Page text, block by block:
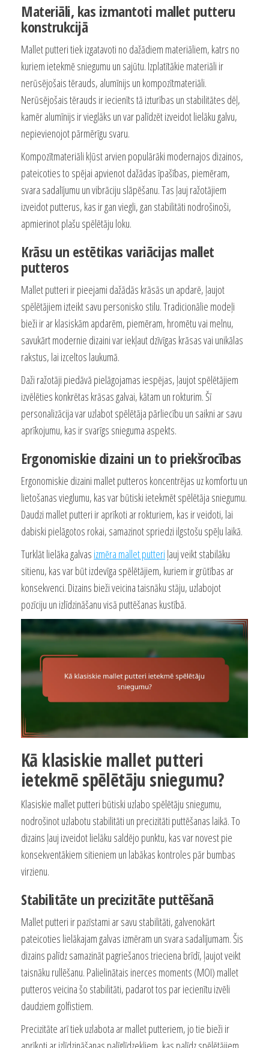
Materiāli, kas izmantoti mallet putteru
konstrukcijā
Mallet putteri tiek izgatavoti no dažādiem materiāliem, katrs no
kuriem ietekmē sniegumu un sajūtu. Izplatītākie materiāli ir
nerūsējošais tērauds, alumīnijs un kompozītmateriāli.
Nerūsējošais tērauds ir iecienīts tā izturības un stabilitātes dēļ,
kamēr alumīnijs ir vieglāks un var palīdzēt izveidot lielāku galvu,
nepievienojot pārmērīgu svaru.
Kompozītmateriāli kļūst arvien populārāki modernajos dizainos,
pateicoties to spējai apvienot dažādas īpašības, piemēram,
svara sadalījumu un vibrāciju slāpēšanu. Tas ļauj ražotājiem
izveidot putterus, kas ir gan viegli, gan stabilitāti nodrošinoši,
apmierinot plašu spēlētāju loku.
Krāsu un estētikas variācijas mallet
putteros
Mallet putteri ir pieejami dažādās krāsās un apdarē, ļaujot
spēlētājiem izteikt savu personisko stilu. Tradicionālie modeļi
bieži ir ar klasiskām apdarēm, piemēram, hromētu vai melnu,
savukārt modernie dizaini var iekļaut dzīvīgas krāsas vai unikālas
rakstus, lai izceltos laukumā.
Daži ražotāji piedāvā pielāgojamas iespējas, ļaujot spēlētājiem
izvēlēties konkrētas krāsas galvai, kātam un rokturim. Šī
personalizācija var uzlabot spēlētāja pārliecību un saikni ar savu
aprīkojumu, kas ir svarīgs snieguma aspekts.
Ergonomiskie dizaini un to priekšrocības
Ergonomiskie dizaini mallet putteros koncentrējas uz komfortu un
lietošanas vieglumu, kas var būtiski ietekmēt spēlētāja sniegumu.
Daudzi mallet putteri ir aprīkoti ar rokturiem, kas ir veidoti, lai
dabiski pielāgotos rokai, samazinot spriedzi ilgstošu spēļu laikā.
Turklāt lielāka galvas izmēra mallet putteri ļauj veikt stabilāku
sitienu, kas var būt izdevīga spēlētājiem, kuriem ir grūtības ar
konsekvenci. Dizains bieži veicina taisnāku stāju, uzlabojot
pozīciju un izlīdzināšanu visā puttēšanas kustībā.
Kā klasiskie mallet putteri
ietekmē spēlētāju sniegumu?
Klasiskie mallet putteri būtiski uzlabo spēlētāju sniegumu,
nodrošinot uzlabotu stabilitāti un precizitāti puttēšanas laikā. To
dizains ļauj izveidot lielāku saldējo punktu, kas var novest pie
konsekventākiem sitieniem un labākas kontroles pār bumbas
virzienu.
Stabilitāte un precizitāte puttēšanā
Mallet putteri ir pazīstami ar savu stabilitāti, galvenokārt
pateicoties lielākajam galvas izmēram un svara sadalījumam. Šis
dizains palīdz samazināt pagriešanos trieciena brīdī, ļaujot veikt
taisnāku rullēšanu. Palielinātais inerces moments (MOI) mallet
putteros veicina šo stabilitāti, padarot tos par iecienītu izvēli
daudziem golfistiem.
Precizitāte arī tiek uzlabota ar mallet putteriem, jo tie bieži ir